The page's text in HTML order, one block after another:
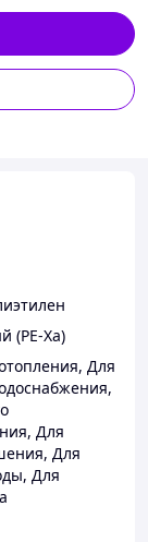
(PE-Xa)
, Для
,
, Для
, Для
, Для